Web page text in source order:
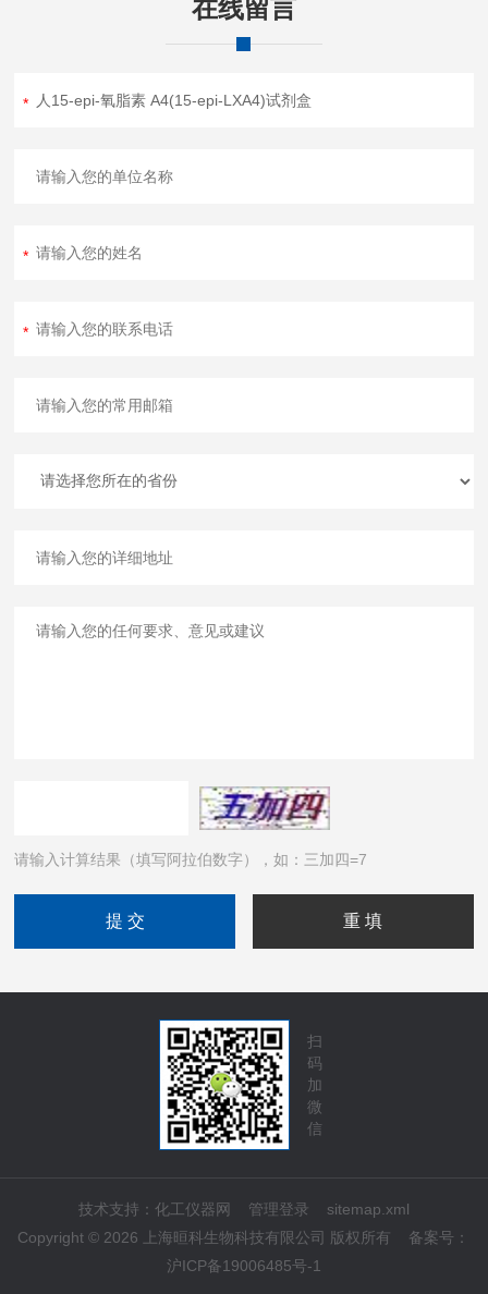
在线留言
请输入计算结果（填写阿拉伯数字），如：三加四=7
扫
码
加
微
信
技术支持： 化工仪器网 管理登录
sitemap.xml
Copyright © 2026 上海晅科生物科技有限公司 版权所有 备案号：
沪ICP备19006485号-1